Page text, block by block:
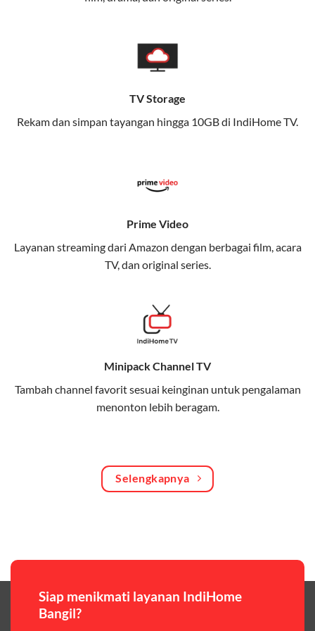
memungkinkan Anda menikmati internet cepat baik
Dengan Telkomsel One, Anda tidak terikat pada satu
teknologi jaringan tertentu, sehingga bisa menikmati
fleksibilitas dan kenyamanan maksimal.
Keunggulan Telkomsel One
streaming, gaming, dan bekerja dari rumah.
Memudahkan Anda dalam mengelola jaringan dan
meningkatkan keamanan.
Bagikan kuota internet hingga 30 GB dengan anggota
keluarga atau teman secara praktis.
One Bill System
Tagihan internet rumah dan kuota keluarga digabung
dalam satu pembayaran.
Hemat biaya dengan paket internet berkualitas tinggi
premium,berikut ulasan singkatnya:
Paket Easy
TV Storage
Rekam dan simpan tayangan hingga 10GB di IndiHome TV.
Prime Video
Layanan streaming dari Amazon dengan berbagai film, acara
TV, dan original series.
Minipack Channel TV
Tambah channel favorit sesuai keinginan untuk pengalaman
menonton lebih beragam.
Selengkapnya
Siap menikmati layanan IndiHome
Bangil?